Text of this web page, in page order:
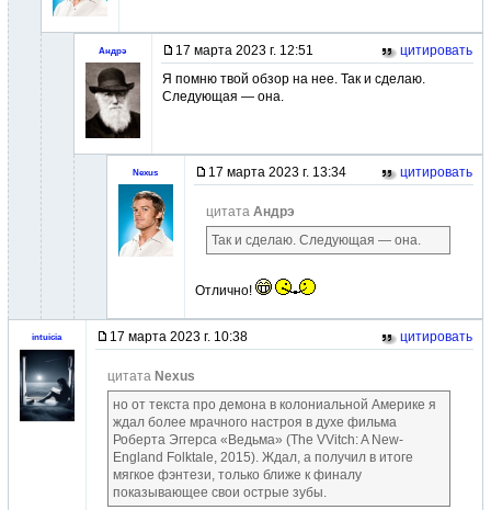
Андрэ 17 марта 2023 г. 12:51
цитировать
Я помню твой обзор на нее. Так и сделаю.
Следующая — она.
Nexus 17 марта 2023 г. 13:34 цитировать
цитата Андрэ
Так и сделаю. Следующая — она.
Отлично!
intuicia 17 марта 2023 г. 10:38 цитировать
цитата Nexus
но от текста про демона в колониальной Америке я
ждал более мрачного настроя в духе фильма
Роберта Эггерса «Ведьма» (The VVitch: A New-
England Folktale, 2015). Ждал, а получил в итоге
мягкое фэнтези, только ближе к финалу
показывающее свои острые зубы.